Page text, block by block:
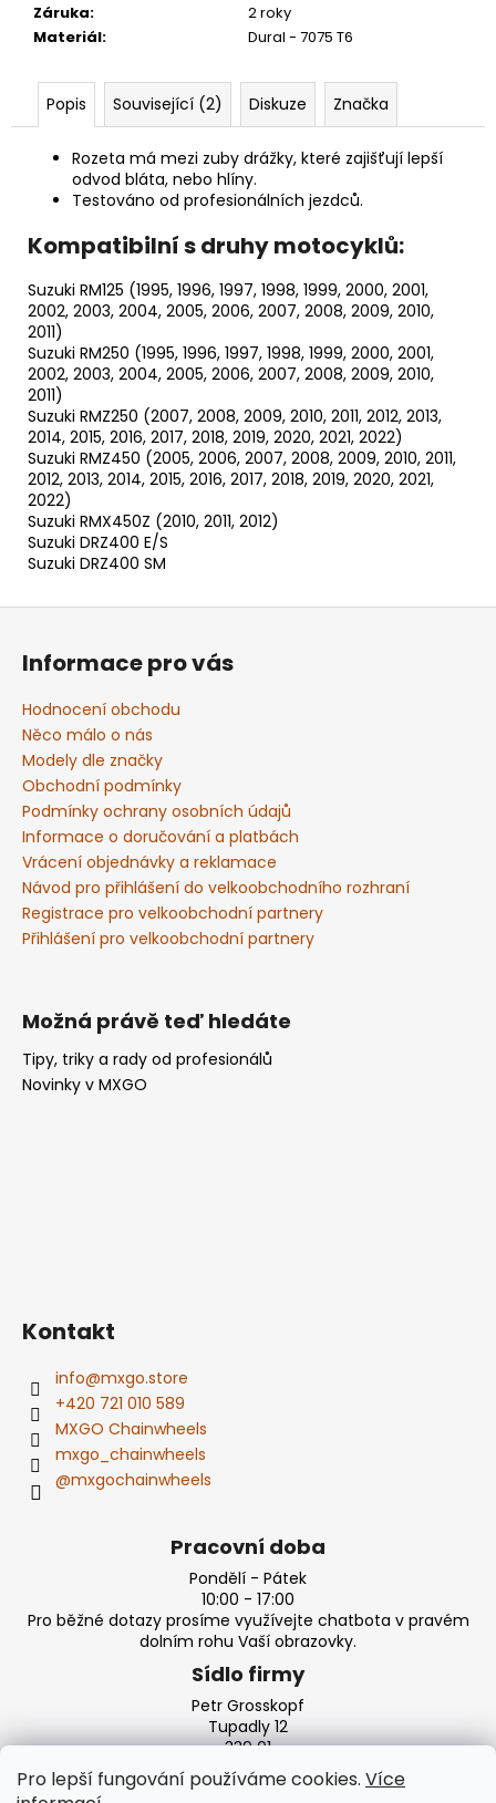
Pro lepší fungování používáme cookies. Více
Záruka:
2 roky
Materiál: Dural - 7075 T6
Popis Související (2) Diskuze Značka
Rozeta má mezi zuby drážky, které zajišťují lepší
odvod bláta, nebo hlíny.
Testováno od profesionálních jezdců.
Kompatibilní s druhy motocyklů:
Suzuki RM125 (1995, 1996, 1997, 1998, 1999, 2000, 2001,
2002, 2003, 2004, 2005, 2006, 2007, 2008, 2009, 2010,
2011)
Suzuki RM250 (1995, 1996, 1997, 1998, 1999, 2000, 2001,
2002, 2003, 2004, 2005, 2006, 2007, 2008, 2009, 2010,
2011)
Suzuki RMZ250 (2007, 2008, 2009, 2010, 2011, 2012, 2013,
2014, 2015, 2016, 2017, 2018, 2019, 2020, 2021, 2022)
Suzuki RMZ450 (2005, 2006, 2007, 2008, 2009, 2010, 2011,
2012, 2013, 2014, 2015, 2016, 2017, 2018, 2019, 2020, 2021,
2022)
Suzuki RMX450Z (2010, 2011, 2012)
Suzuki DRZ400 E/S
Suzuki DRZ400 SM
Z
Informace pro vás
Hodnocení obchodu
Něco málo o nás
Modely dle značky
Obchodní podmínky
Podmínky ochrany osobních údajů
Informace o doručování a platbách
Vrácení objednávky a reklamace
Návod pro přihlášení do velkoobchodního rozhraní
Registrace pro velkoobchodní partnery
Přihlášení pro velkoobchodní partnery
Možná právě teď hledáte
Tipy, triky a rady od profesionálů
Novinky v MXGO
Kontakt
info@mxgo.store
+420 721 010 589
MXGO Chainwheels
mxgo_chainwheels
@mxgochainwheels
Pracovní doba
Pondělí - Pátek
10:00 - 17:00
Pro běžné dotazy prosíme využívejte chatbota v pravém
dolním rohu Vaší obrazovky.
Sídlo firmy
Petr Grosskopf
Tupadly 12
339 01
Klatovy